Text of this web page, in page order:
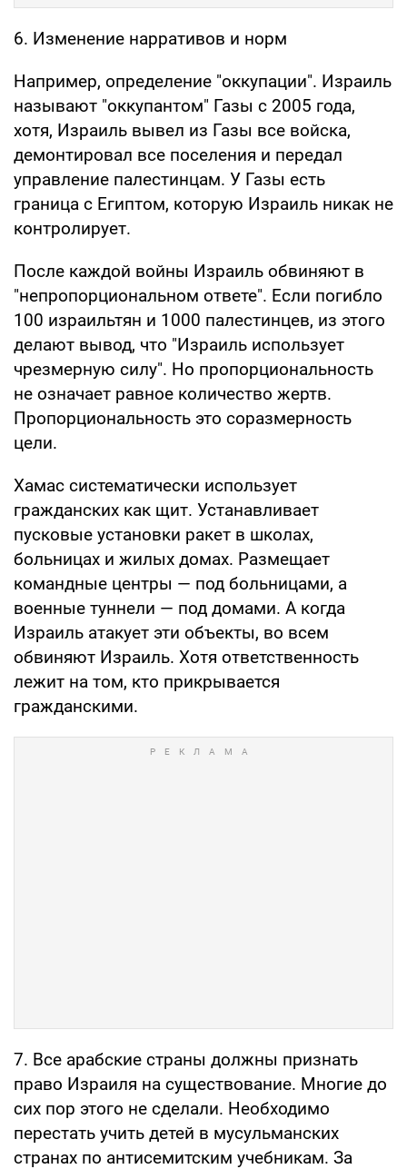
6. Изменение нарративов и норм
Например, определение "оккупации". Израиль
называют "оккупантом" Газы с 2005 года,
хотя, Израиль вывел из Газы все войска,
демонтировал все поселения и передал
управление палестинцам. У Газы есть
граница с Египтом, которую Израиль никак не
контролирует.
После каждой войны Израиль обвиняют в
"непропорциональном ответе". Если погибло
100 израильтян и 1000 палестинцев, из этого
делают вывод, что "Израиль использует
чрезмерную силу". Но пропорциональность
не означает равное количество жертв.
Пропорциональность это соразмерность
цели.
Хамас систематически использует
гражданских как щит. Устанавливает
пусковые установки ракет в школах,
больницах и жилых домах. Размещает
командные центры — под больницами, а
военные туннели — под домами. А когда
Израиль атакует эти объекты, во всем
обвиняют Израиль. Хотя ответственность
лежит на том, кто прикрывается
гражданскими.
7. Все арабские страны должны признать
право Израиля на существование. Многие до
сих пор этого не сделали. Необходимо
перестать учить детей в мусульманских
странах по антисемитским учебникам. За